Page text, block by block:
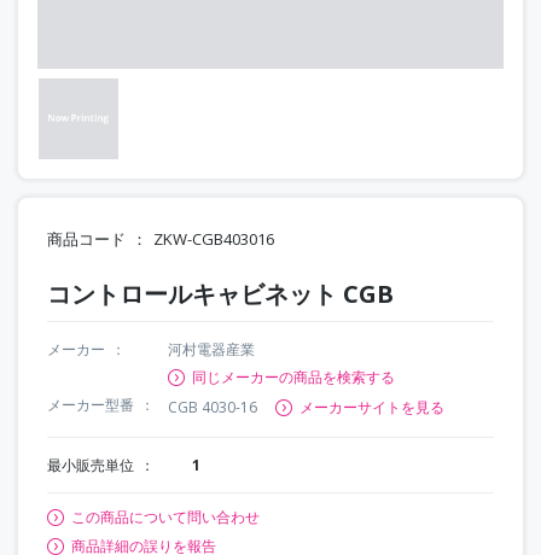
商品コード ZKW-CGB403016
コントロールキャビネット CGB
メーカー
河村電器産業
同じメーカーの商品を検索する
メーカー型番
CGB 4030-16 メーカーサイトを見る
最小販売単位 1
この商品について問い合わせ
商品詳細の誤りを報告